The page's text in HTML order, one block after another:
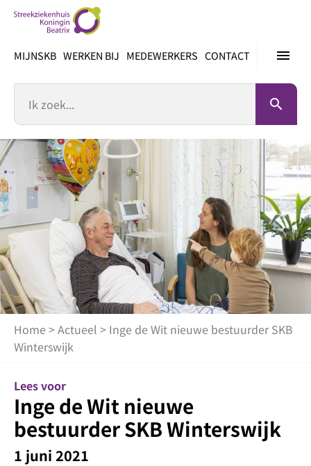
inhoud
menu
MIJNSKB WERKEN BIJ MEDEWERKERS CONTACT
search
Home >Actueel > Inge de Wit nieuwe bestuurder SKB
Winterswijk
Lees voor
Inge de Wit nieuwe
bestuurder SKB Winterswijk
1 juni 2021